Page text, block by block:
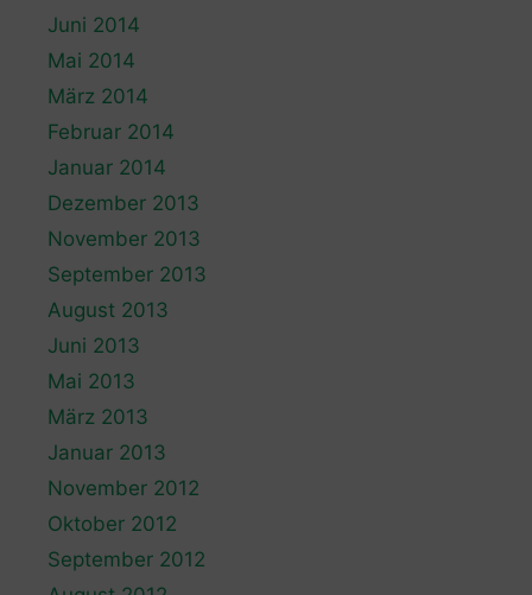
Juni 2014
Mai 2014
März 2014
Februar 2014
Januar 2014
Dezember 2013
November 2013
September 2013
August 2013
Juni 2013
Mai 2013
März 2013
Januar 2013
November 2012
Oktober 2012
September 2012